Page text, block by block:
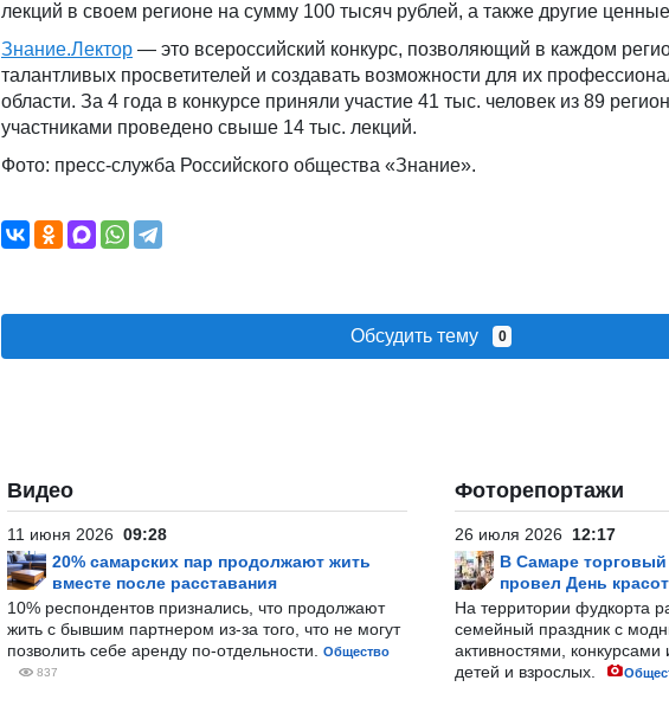
лекций в своем регионе на сумму 100 тысяч рублей, а также другие
Знание.Лектор — это всероссийский конкурс, позволяющий в каждом
талантливых просветителей и создавать возможности для их
области. За 4 года в конкурсе приняли участие 41 тыс. человек из 89
участниками проведено свыше 14 тыс. лекций.
Фото: пресс-служба Российского общества «Знание».
Обсудить тему 0
Видео
11 июня 2026 09:28
20% самарских пар продолжают жить
вместе после расставания
10% респондентов признались, что продолжают
жить с бывшим партнером из-за того, что не могут
позволить себе аренду по-отдельности.
Общество
837
Фоторепортажи
26 июля 2026 12:17
В Самаре
провел День
На территории фудкорта
семейный праздник с
активностями,
детей и взрослых.